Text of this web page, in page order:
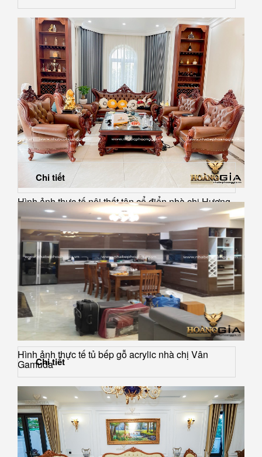
Hình ảnh thực tế nội thất tân cổ điển nhà chị Hương
Chi tiết
Hình ảnh thực tế tủ bếp gỗ acrylic nhà chị Vân
Gamuda
Chi tiết